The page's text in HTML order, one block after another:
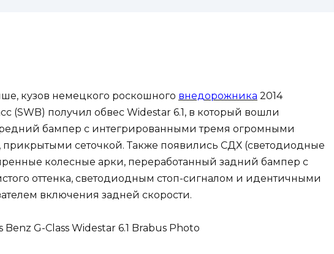
кузов немецкого роскошного внедорожника 2014
(SWB) получил обвес Widestar 6.1, в который вошли
бампер с интегрированными тремя огромными
прикрытыми сеточкой. Также появились СДХ (светодиодные
колесные арки, переработанный задний бампер с
оттенка, светодиодным стоп-сигналом и идентичными
включения задней скорости.